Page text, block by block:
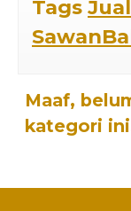
Tags
Maaf,
kategori